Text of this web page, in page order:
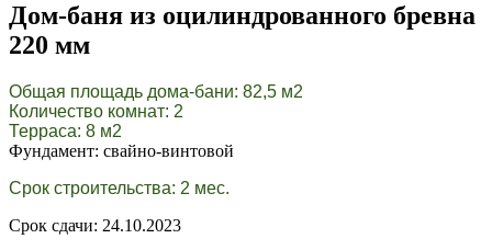
Дом-баня из оцилиндрованного бревна
220 мм
Общая площадь дома-бани: 82,5 м2
Количество комнат: 2
Терраса: 8 м2
Фундамент: свайно-винтовой
Срок строительства: 2 мес.
Срок сдачи: 24.10.2023